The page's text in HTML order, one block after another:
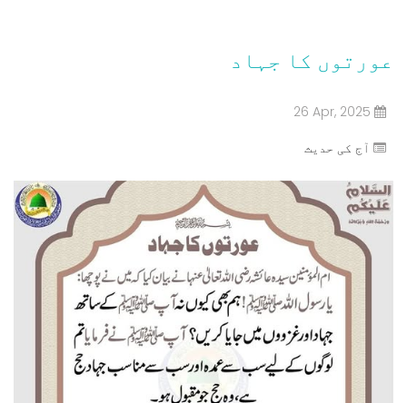
عورتوں کا جہاد
26 Apr, 2025
آج کی حدیث